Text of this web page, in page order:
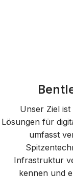
Unser Ziel
Lösungen für
umfasst
Infrastruktur
kennen und